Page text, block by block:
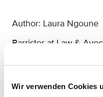
Wir verwenden Cookies
Author: Laura Ngoune
Barrister-at-Law &